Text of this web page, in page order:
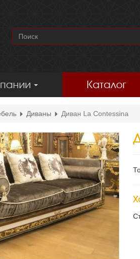
Каталог
Диваны Диван La Contessina